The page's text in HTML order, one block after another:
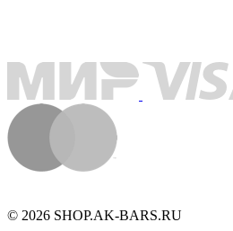
© 2026 SHOP.AK-BARS.RU